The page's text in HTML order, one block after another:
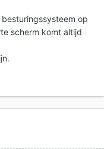
op
scherm komt altijd